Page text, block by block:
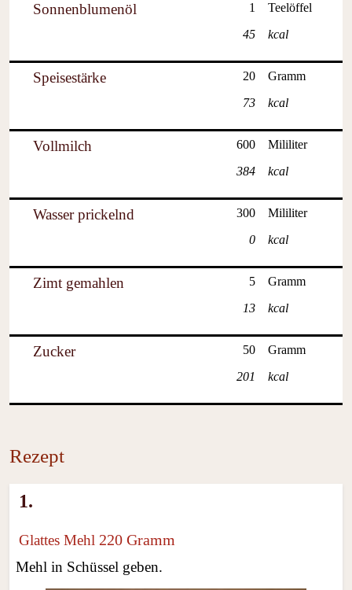
Sonnenblumenöl
1
45
Teelöffel
kcal
Speisestärke
20
73
Gramm
kcal
Vollmilch
600
384
Mililiter
kcal
Wasser prickelnd
300
0
Mililiter
kcal
Zimt gemahlen
5
13
Gramm
kcal
Zucker
50
201
Gramm
kcal
Rezept
1.
Glattes Mehl 220 Gramm
Mehl in Schüssel geben.